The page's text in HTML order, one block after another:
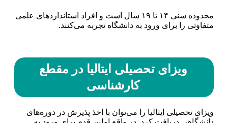
محدوده سنی ۱۴ تا ۱۹ سال است و افراد استاندارد‌های علمی
متفاوتی را برای ورود به دانشگاه تجربه می‌کنند.
ویزای تحصیلی ایتالیا در مقطع
کارشناسی
ویزای تحصیلی ایتالیا را می‌توان با اخذ پذیرش در دوره‌های